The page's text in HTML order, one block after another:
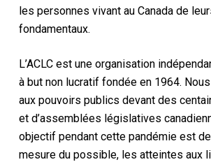
les personnes vivant au Canada de
fondamentaux.
L’ACLC est une organisation
à but non lucratif fondée en 1964.
aux pouvoirs publics devant des
et d’assemblées législatives
objectif pendant cette pandémie est
mesure du possible, les atteintes aux